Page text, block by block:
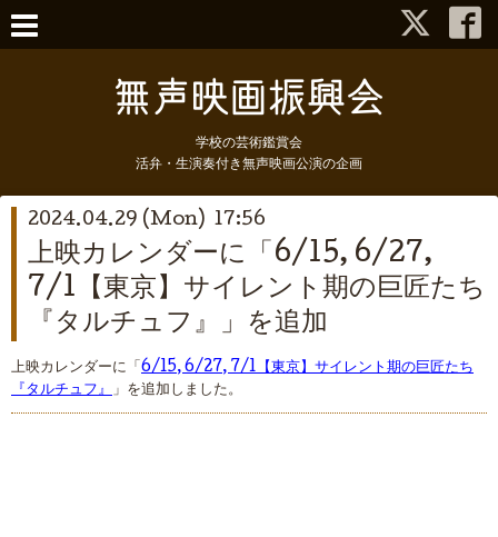
学校の芸術鑑賞会
活弁・生演奏付き無声映画公演の企画
2024.04.29 (Mon) 17:56
上映カレンダーに「6/15, 6/27,
7/1【東京】サイレント期の巨匠たち
『タルチュフ』」を追加
上映カレンダーに「 6/15, 6/27, 7/1【東京】サイレント期の巨匠たち
『タルチュフ』 」を追加しました。